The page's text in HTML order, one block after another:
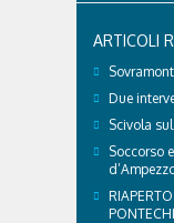
con il
principali
affrontare il
ARTICOLI
Due
Scivola
Soccorso